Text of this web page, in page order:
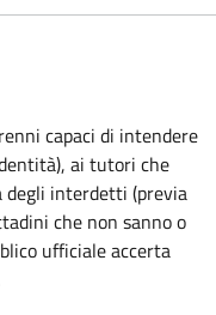
capaci di intendere
ai tutori che
degli interdetti (previa
che non sanno o
ufficiale accerta